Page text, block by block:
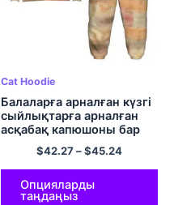
Cat Hoodie
Балаларға арналған күзгі
сыйлықтарға арналған
асқабақ капюшоны бар
толық басып шығарылған
түрлі-түсті капюшоны бар
қара мысық
$42.27–$45.24
Опцияларды
таңдаңыз